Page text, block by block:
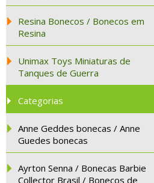
Resina Bonecos / Bonecos em
Resina
Unimax Toys Miniaturas de
Tanques de Guerra
Categorias
Anne Geddes bonecas / Anne
Guedes bonecas
Ayrton Senna / Bonecas Barbie
Collector Brasil / Bonecos de